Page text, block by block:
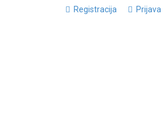
Prijava
Registracija